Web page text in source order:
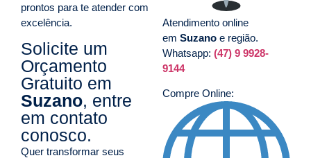
prontos para te atender com
excelência.
Solicite um
Orçamento
Gratuito em
Suzano, entre
em contato
conosco.
Quer transformar seus
Atendimento online
em Suzano e região.
Whatsapp: (47) 9 9928-
9144
Compre Online: